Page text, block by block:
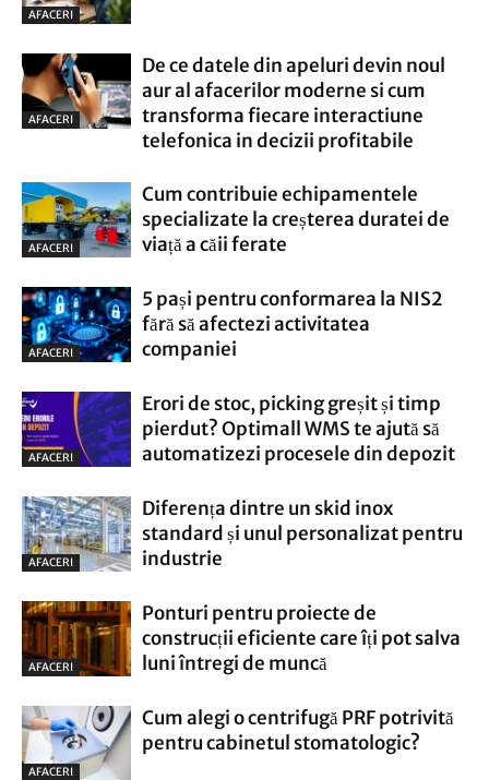
AFACERI
AFACERI
De ce datele din apeluri devin noul
aur al afacerilor moderne si cum
transforma fiecare interactiune
telefonica in decizii profitabile
AFACERI
Cum contribuie echipamentele
specializate la creșterea duratei de
viață a căii ferate
AFACERI
5 pași pentru conformarea la NIS2
fără să afectezi activitatea
companiei
AFACERI
Erori de stoc, picking greșit și timp
pierdut? Optimall WMS te ajută să
automatizezi procesele din depozit
AFACERI
Diferența dintre un skid inox
standard și unul personalizat pentru
industrie
AFACERI
Ponturi pentru proiecte de
construcții eficiente care îți pot salva
luni întregi de muncă
AFACERI
Cum alegi o centrifugă PRF potrivită
pentru cabinetul stomatologic?